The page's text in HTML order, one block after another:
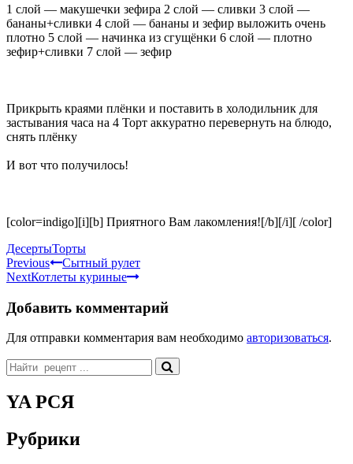
1 слой — макушечки зефира 2 слой — сливки 3 слой —
бананы+сливки 4 слой — бананы и зефир выложить очень
плотно 5 слой — начинка из сгущёнки 6 слой — плотно
зефир+сливки 7 слой — зефир
Прикрыть краями плёнки и поставить в холодильник для
застывания часа на 4 Торт аккуратно перевернуть на блюдо,
снять плёнку
И вот что получилось!
[color=indigo][i][b] Приятного Вам лакомления![/b][/i][ /color]
Categories
ДесертыTags
Торты
Навигация
по
записям
Previous
Сытный рулет
NextКотлеты куриные
Добавить комментарий
Для отправки комментария вам необходимо авторизоваться.
Search
for:
YA РСЯ
Рубрики